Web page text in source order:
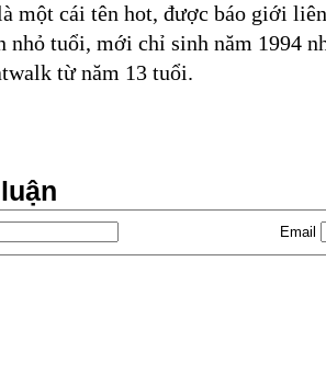
một cái tên hot, được báo giới
nhỏ tuổi, mới chỉ sinh năm 1994
từ năm 13 tuổi.
Email